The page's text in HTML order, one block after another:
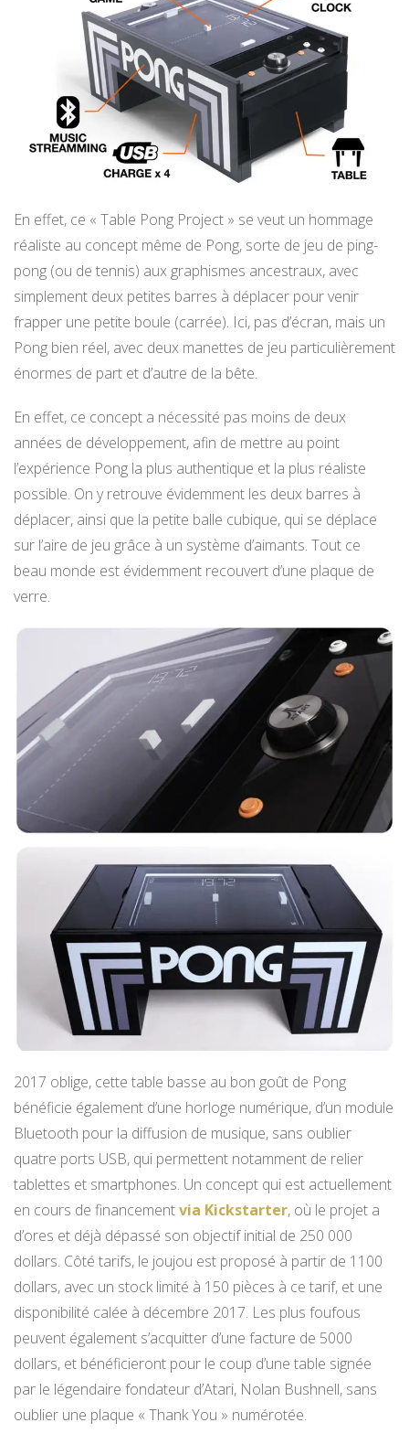
En effet, ce « Table Pong Project » se veut un hommage
réaliste au concept même de Pong, sorte de jeu de ping-
pong (ou de tennis) aux graphismes ancestraux, avec
simplement deux petites barres à déplacer pour venir
frapper une petite boule (carrée). Ici, pas d’écran, mais un
Pong bien réel, avec deux manettes de jeu particulièrement
énormes de part et d’autre de la bête.
En effet, ce concept a nécessité pas moins de deux
années de développement, afin de mettre au point
l’expérience Pong la plus authentique et la plus réaliste
possible. On y retrouve évidemment les deux barres à
déplacer, ainsi que la petite balle cubique, qui se déplace
sur l’aire de jeu grâce à un système d’aimants. Tout ce
beau monde est évidemment recouvert d’une plaque de
verre.
2017 oblige, cette table basse au bon goût de Pong
bénéficie également d’une horloge numérique, d’un module
Bluetooth pour la diffusion de musique, sans oublier
quatre ports USB, qui permettent notamment de relier
tablettes et smartphones. Un concept qui est actuellement
en cours de financementvia Kickstarter, où le projet a
d’ores et déjà dépassé son objectif initial de 250 000
dollars. Côté tarifs, le joujou est proposé à partir de 1100
dollars, avec un stock limité à 150 pièces à ce tarif, et une
disponibilité calée à décembre 2017. Les plus foufous
peuvent également s’acquitter d’une facture de 5000
dollars, et bénéficieront pour le coup d’une table signée
par le légendaire fondateur d’Atari, Nolan Bushnell, sans
oublier une plaque « Thank You » numérotée.